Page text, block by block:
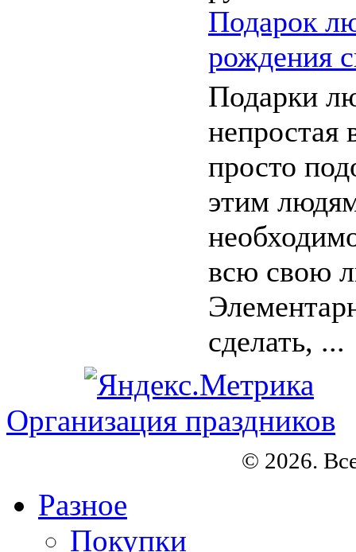
Подарок
рождения
Подарки
просто
этим
всю свою
сделать, ...
Организация праздников
© 2026.
Разное
Покупки